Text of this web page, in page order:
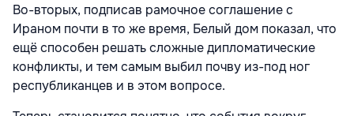
Во-вторых, подписав рамочное соглашение с
Ираном почти в то же время, Белый дом показал, что
ещё способен решать сложные дипломатические
конфликты, и тем самым выбил почву из-под ног
республиканцев и в этом вопросе.